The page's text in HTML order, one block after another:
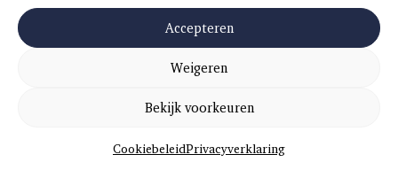
Accepteren
Weigeren
Bekijk voorkeuren
CookiebeleidPrivacyverklaring
Advertentie Tariefkaart 2025
SITEMAP|ALGEMENE VOORWAARDEN
PRIVACYVERKLARING
CONCEPT EN REALISATIEDIVITES WEBWERK